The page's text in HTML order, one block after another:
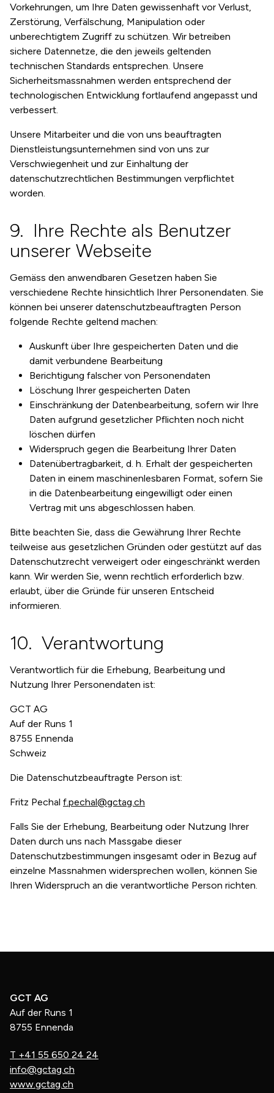
Vorkehrungen, um Ihre Daten gewissenhaft vor Verlust,
Zerstörung, Verfälschung, Manipulation oder
unberechtigtem Zugriff zu schützen. Wir betreiben
sichere Datennetze, die den jeweils geltenden
technischen Standards entsprechen. Unsere
Sicherheitsmassnahmen werden entsprechend der
technologischen Entwicklung fortlaufend angepasst und
verbessert.
Unsere Mitarbeiter und die von uns beauftragten
Dienstleistungsunternehmen sind von uns zur
Verschwiegenheit und zur Einhaltung der
datenschutzrechtlichen Bestimmungen verpflichtet
worden.
Ihre Rechte als Benutzer
unserer Webseite
Gemäss den anwendbaren Gesetzen haben Sie
verschiedene Rechte hinsichtlich Ihrer Personendaten. Sie
können bei unserer datenschutzbeauftragten Person
folgende Rechte geltend machen:
Auskunft über Ihre gespeicherten Daten und die
damit verbundene Bearbeitung
Berichtigung falscher von Personendaten
Löschung Ihrer gespeicherten Daten
Einschränkung der Datenbearbeitung, sofern wir Ihre
Daten aufgrund gesetzlicher Pflichten noch nicht
löschen dürfen
Widerspruch gegen die Bearbeitung Ihrer Daten
Datenübertragbarkeit, d. h. Erhalt der gespeicherten
Daten in einem maschinenlesbaren Format, sofern Sie
in die Datenbearbeitung eingewilligt oder einen
Vertrag mit uns abgeschlossen haben.
Bitte beachten Sie, dass die Gewährung Ihrer Rechte
teilweise aus gesetzlichen Gründen oder gestützt auf das
Datenschutzrecht verweigert oder eingeschränkt werden
kann. Wir werden Sie, wenn rechtlich erforderlich bzw.
erlaubt, über die Gründe für unseren Entscheid
informieren.
Verantwortung
Verantwortlich für die Erhebung, Bearbeitung und
Nutzung Ihrer Personendaten ist:
GCT AG
Auf der Runs 1
8755 Ennenda
Schweiz
Die Datenschutzbeauftragte Person ist:
Fritz Pechal f.pechal@gctag.ch
Falls Sie der Erhebung, Bearbeitung oder Nutzung Ihrer
Daten durch uns nach Massgabe dieser
Datenschutzbestimmungen insgesamt oder in Bezug auf
einzelne Massnahmen widersprechen wollen, können Sie
Ihren Widerspruch an die verantwortliche Person richten.
GCT AG
Auf der Runs 1
8755 Ennenda
T +41 55 650 24 24
info@gctag.ch
www.gctag.ch